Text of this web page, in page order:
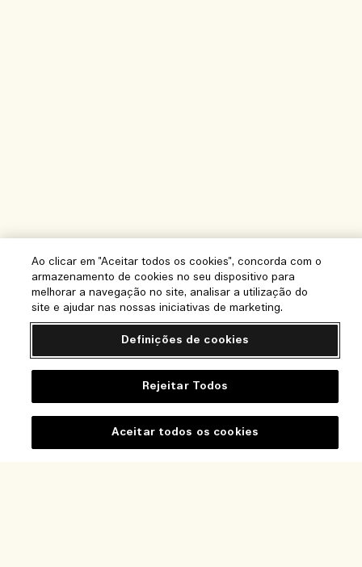
Perguntas frequentes
Ao clicar em "Aceitar todos os cookies", concorda com o
armazenamento de cookies no seu dispositivo para
melhorar a navegação no site, analisar a utilização do
site e ajudar nas nossas iniciativas de marketing.
Definições de cookies
Rejeitar Todos
Aceitar todos os cookies